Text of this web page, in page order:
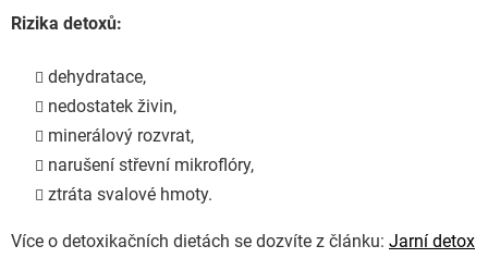
Rizika detoxů:
dehydratace,
nedostatek živin,
minerálový rozvrat,
narušení střevní mikroflóry,
ztráta svalové hmoty.
Více o detoxikačních dietách se dozvíte z článku: Jarní detox